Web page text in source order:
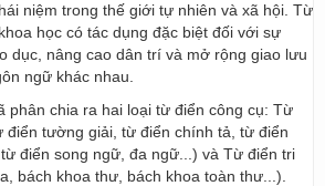
niệm trong thế giới tự nhiên và xã hội. Từ
học có tác dụng đặc biệt đối với sự
dục, nâng cao dân trí và mở rộng giao lưu
ngữ khác nhau.
phân chia ra hai loại từ điển công cụ: Từ
điển tường giải, từ điển chính tả, từ điển
điển song ngữ, đa ngữ...) và Từ điển tri
bách khoa thư, bách khoa toàn thư...).